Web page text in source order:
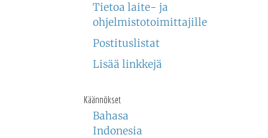
Tietoa laite- ja
ohjelmistotoimittajille
Postituslistat
Lisää linkkejä
Käännökset
Bahasa
Indonesia